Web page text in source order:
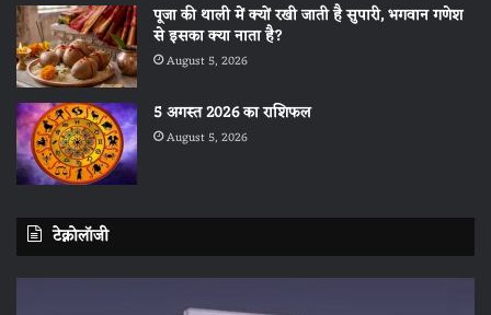
पूजा की थाली में क्यों रखी जाती है सुपारी, भगवान गणेश
से इसका क्या नाता है?
August 5, 2026
5 अगस्त 2026 का राशिफल
August 5, 2026
टेक्नोलॉजी